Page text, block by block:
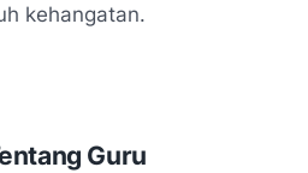
kehangatan.
Guru